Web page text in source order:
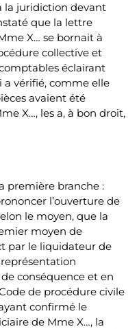
la juridiction devant
que la lettre
X… se bornait à
collective et
éclairant
a vérifié, comme elle
avaient été
X…, les a, à bon droit,
première branche :
l’ouverture de
le moyen, que la
moyen de
par le liquidateur de
conséquence et en
de procédure civile
confirmé le
de Mme X…, la